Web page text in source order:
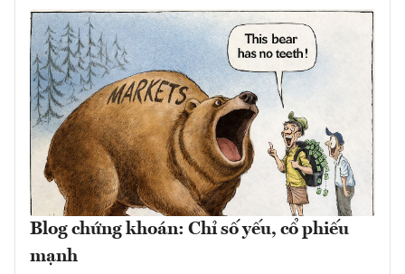
Blog chứng khoán: Chỉ số yếu, cổ phiếu
mạnh